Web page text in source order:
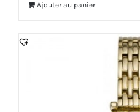
Ajouter au panier